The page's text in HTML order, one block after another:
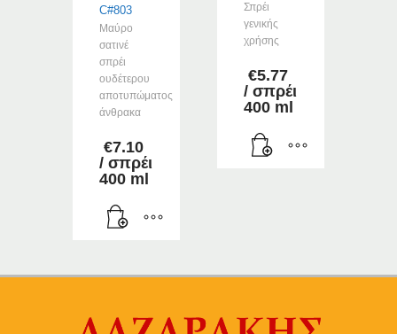
C#803
Μαύρο
σατινέ
σπρέι
ουδέτερου
αποτυπώματος
άνθρακα
€7.10
/ σπρέι
400 ml
Σπρέι
γενικής
χρήσης
€5.77
/ σπρέι
400 ml